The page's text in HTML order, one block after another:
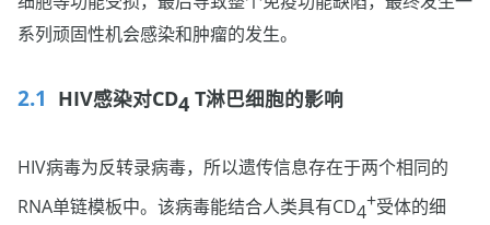
系列顽固性机会感染和肿瘤的发生。
HIV感染对CD4 T淋巴细胞的影响
HIV病毒为反转录病毒，所以遗传信息存在于两个相同的
RNA单链模板中。该病毒能结合人类具有CD4+受体的细